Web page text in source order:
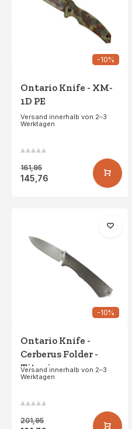
-10%
Ontario Knife - XM-
1D PE
Versand innerhalb von 2–3
Werktagen
161,95
145,76
-10%
Ontario Knife -
Cerberus Folder -
Titanium
Versand innerhalb von 2–3
Werktagen
201,95